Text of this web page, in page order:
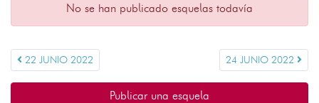
No se han publicado esquelas todavía
22 JUNIO 2022 24 JUNIO 2022
Publicar una esquela